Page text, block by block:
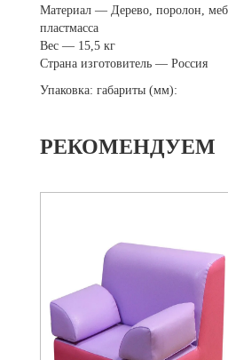
Материал — Дерево, поролон,
пластмасса
Вес — 15,5 кг
Страна изготовитель — Россия
Упаковка: габариты (мм):
РЕКОМЕНДУЕМ